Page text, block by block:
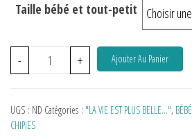
Taille bébé et tout-petit
- + Ajouter Au Panier
UGS : ND Catégories : "LA VIE EST PLUS BELLE…", BÉBÉ
CHIPIES